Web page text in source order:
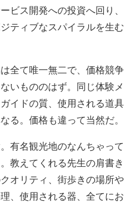
ビス開発への投資へ回り、
ティブなスパイラルを生む
全て唯一無二で、価格競争
いもののはず。同じ体験メ
イドの質、使用される道具
る。価格も違って当然だ。
有名観光地のなんちゃって
教えてくれる先生の肩書き
オリティ、街歩きの場所や
、使用される器、全てにお